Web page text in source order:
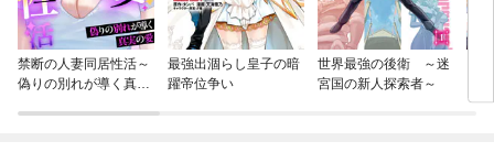
禁断の人妻同居性活～
偽りの別れが導く真実
最強出涸らし皇子の暗
躍帝位争い
世界最強の後衛 ～迷
宮国の新人探索者～
版】